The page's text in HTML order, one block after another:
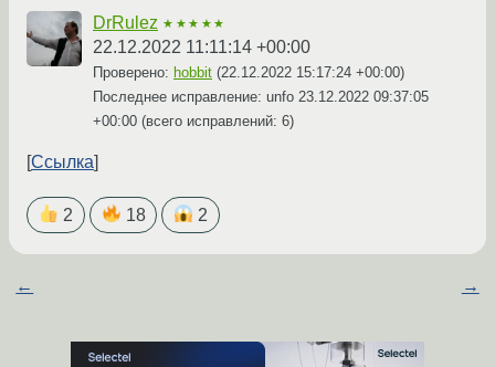
DrRulez ★★★★★
22.12.2022 11:11:14 +00:00
Проверено: hobbit (22.12.2022 15:17:24 +00:00)
Последнее исправление: unfo 23.12.2022 09:37:05
+00:00 (всего исправлений: 6)
Ссылка
2 18 2
← →